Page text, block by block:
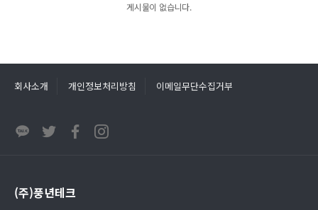
게시물이 없습니다.
회사소개 개인정보처리방침 이메일무단수집거부
(주)풍년테크